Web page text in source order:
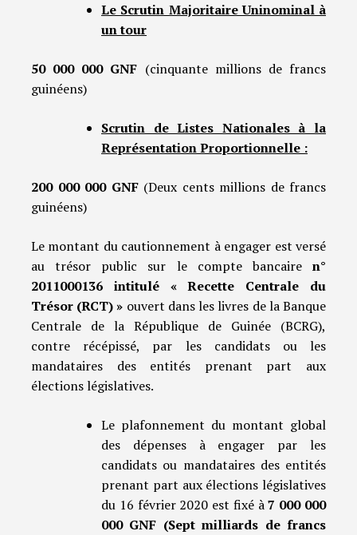
Le Scrutin Majoritaire Uninominal à
un tour
50 000 000 GNF (cinquante millions de francs
guinéens)
Scrutin de Listes Nationales à la
Représentation Proportionnelle :
200 000 000 GNF(Deux cents millions de francs
guinéens)
Le montant du cautionnement à engager est versé
au trésor public sur le compte bancaire n°
2011000136 intitulé « Recette Centrale du
Trésor (RCT) » ouvert dans les livres de la Banque
Centrale de la République de Guinée (BCRG),
contre récépissé, par les candidats ou les
mandataires des entités prenant part aux
élections législatives.
Le plafonnement du montant global
des dépenses à engager par les
candidats ou mandataires des entités
prenant part aux élections législatives
du 16 février 2020 est fixé à7 000 000
000 GNF (Sept milliards de francs